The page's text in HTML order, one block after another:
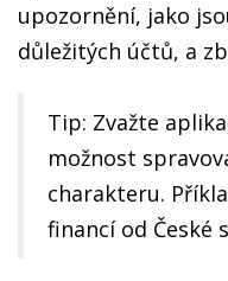
upozornění, jako
důležitých účtů, a
Tip: Zvažte
možnost
charakteru.
financí od České